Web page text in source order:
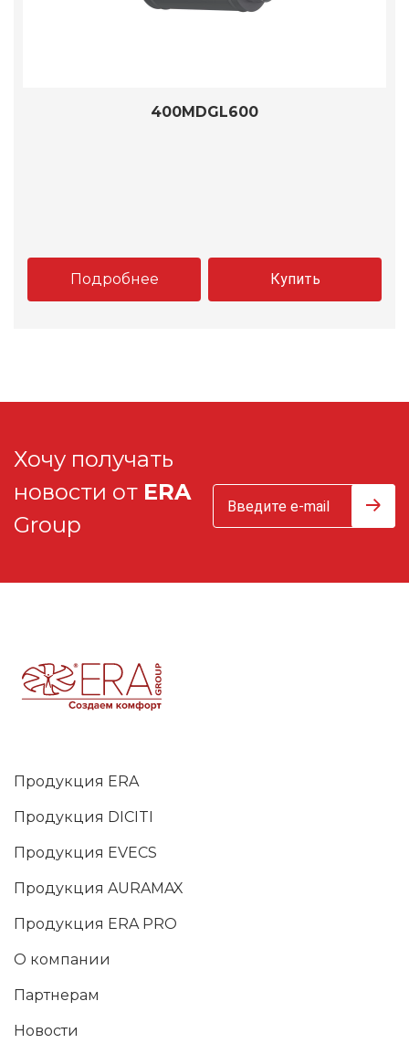
400MDGL600
Подробнее Купить
Хочу получать
новости от ERA
Group
Продукция ERA
Продукция DICITI
Продукция EVECS
Продукция AURAMAX
Продукция ERA PRO
О компании
Партнерам
Новости